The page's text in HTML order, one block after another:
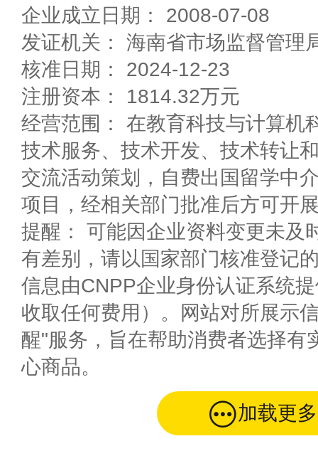
企业成立日期： 2008-07-08
发证机关： 海南省市场监督管理
核准日期： 2024-12-23
注册资本： 1814.32万元
经营范围： 在教育科技与计算机
技术服务、技术开发、技术转让
交流活动策划，自费出国留学中
项目，经相关部门批准后方可开
提醒： 可能因企业资料变更未及
有差别，请以国家部门核准登记
信息由CNPP企业身份认证系统
收取任何费用）。网站对所展示
醒"服务，旨在帮助消费者选择有
心商品。
加载更多